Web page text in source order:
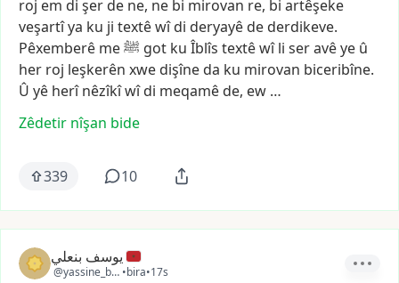
roj em di şer de ne, ne bi mirovan re, bi artêşeke
veşartîya ku ji textêwî di deryayê de derdikeve.
Pêxemberê meﷺ got ku Îblîs textêwî li seravêye û
her roj leşkerên xwe dişîne da ku mirovan biceribîne.
Û yê herî nêzîkîwî di meqamê de, ew …
Zêdetir nîşan bide
339 10
يوسف بنعلي
@yassine_ben2
•bira•17s